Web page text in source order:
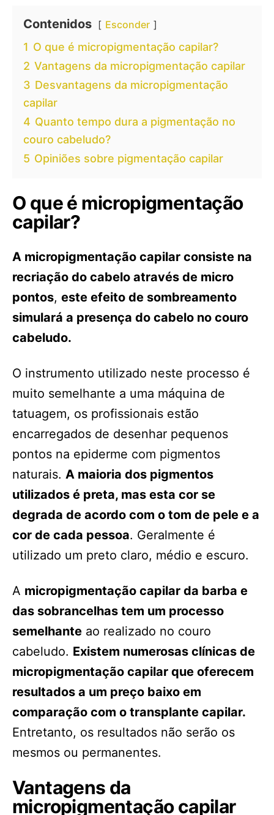
Contenidos Esconder
1 O que é micropigmentação capilar?
2 Vantagens da micropigmentação capilar
3 Desvantagens da micropigmentação
capilar
4 Quanto tempo dura a pigmentação no
couro cabeludo?
5 Opiniões sobre pigmentação capilar
O que é micropigmentação
capilar?
A micropigmentação capilar consiste na
recriação do cabelo através de micro
pontos, este efeito de sombreamento
simulará a presença do cabelo no couro
cabeludo.
O instrumento utilizado neste processo é
muito semelhante a uma máquina de
tatuagem, os profissionais estão
encarregados de desenhar pequenos
pontos na epiderme com pigmentos
naturais. A maioria dos pigmentos
utilizados é preta, mas esta cor se
degrada de acordo com o tom de pele e a
cor de cada pessoa. Geralmente é
utilizado um preto claro, médio e escuro.
A micropigmentação capilar da barba e
das sobrancelhas tem um processo
semelhante ao realizado no couro
cabeludo. Existem numerosas clínicas de
micropigmentação capilar que oferecem
resultados a um preço baixo em
comparação com o transplante capilar.
Entretanto, os resultados não serão os
mesmos ou permanentes.
Vantagens da
micropigmentação capilar